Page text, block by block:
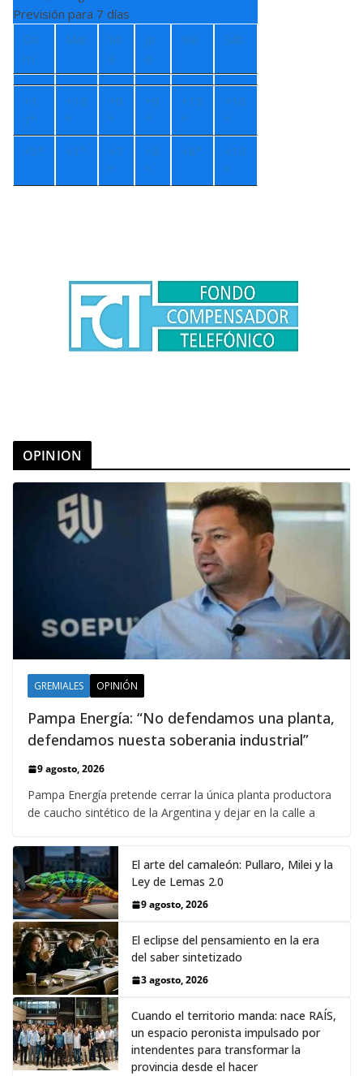
Previsión para 7 días
Do
m
Mar
Mi
é
Ju
e
Vie Sáb
+1
7°
+16
°
+9
°
+9
°
+13
°
+16
°
+3° +1° +7
°
+8
°
+8° +10
°
OPINION
GREMIALES OPINIÓN
Pampa Energía: “No defendamos una planta,
defendamos nuesta soberania industrial”
9 agosto, 2026
Pampa Energía pretende cerrar la única planta productora
de caucho sintético de la Argentina y dejar en la calle a
El arte del camaleón: Pullaro, Milei y la
Ley de Lemas 2.0
9 agosto, 2026
El eclipse del pensamiento en la era
del saber sintetizado
3 agosto, 2026
Cuando el territorio manda: nace RAÍS,
un espacio peronista impulsado por
intendentes para transformar la
provincia desde el hacer